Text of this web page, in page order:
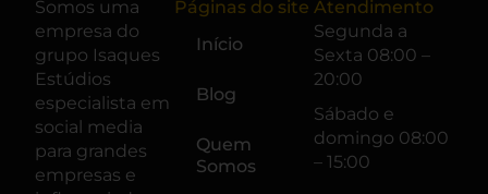
Somos uma
empresa do
grupo Isaques
Estúdios
especialista em
social media
para grandes
empresas e
Páginas do site
Início
Blog
Quem
Somos
Atendimento
Segunda a
Sexta 08:00 –
20:00
Sábado e
domingo 08:00
– 15:00